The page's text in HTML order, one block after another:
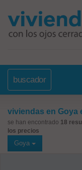
buscador
viviendas en Goya
se han encontrado 18
los precios
Goya